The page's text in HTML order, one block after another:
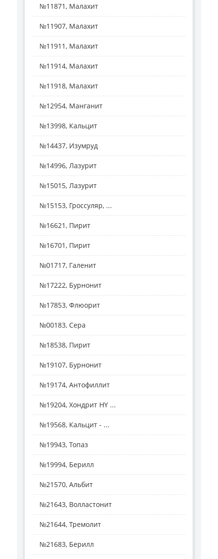
№11871, Малахит
№11907, Малахит
№11911, Малахит
№11914, Малахит
№11918, Малахит
№12954, Манганит
№13998, Кальцит
№14437, Изумруд
№14996, Лазурит
№15015, Лазурит
№15153, Гроссуляр, ...
№16621, Пирит
№16701, Пирит
№01717, Галенит
№17222, Бурнонит
№17853, Флюорит
№00183, Сера
№18538, Пирит
№19107, Бурнонит
№19174, Антофиллит
№19204, Хондрит HY ...
№19568, Кальцит - ...
№19943, Топаз
№19994, Берилл
№21570, Альбит
№21643, Волластонит
№21644, Тремолит
№21683, Берилл